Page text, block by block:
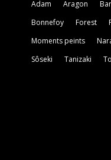
Adam Aragon
Bonnefoy
Forest
Moments peints
Sôseki
Tanizaki